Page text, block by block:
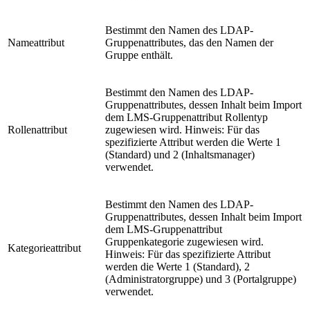
Nameattribut
Bestimmt den Namen des LDAP-
Gruppenattributes, das den Namen der
Gruppe enthält.
Rollenattribut
Bestimmt den Namen des LDAP-
Gruppenattributes, dessen Inhalt beim Import
dem LMS-Gruppenattribut Rollentyp
zugewiesen wird. Hinweis: Für das
spezifizierte Attribut werden die Werte 1
(Standard) und 2 (Inhaltsmanager)
verwendet.
Kategorieattribut
Bestimmt den Namen des LDAP-
Gruppenattributes, dessen Inhalt beim Import
dem LMS-Gruppenattribut
Gruppenkategorie zugewiesen wird.
Hinweis: Für das spezifizierte Attribut
werden die Werte 1 (Standard), 2
(Administratorgruppe) und 3 (Portalgruppe)
verwendet.